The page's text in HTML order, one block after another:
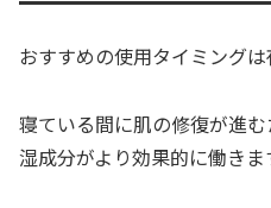
おすすめの使用タイミングは
寝ている間に肌の修復が進
湿成分がより効果的に働きま